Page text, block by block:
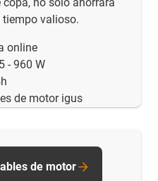
valioso.
online
- 960 W
de motor igus
de motor